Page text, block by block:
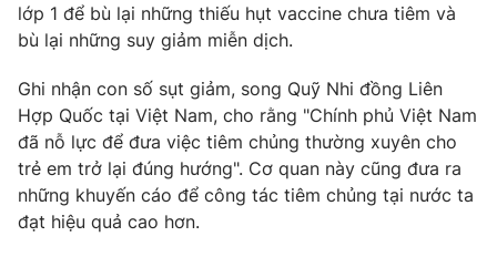
lớp 1 để bù lại những thiếu hụt vaccine chưa tiêm và
bù lại những suy giảm miễn dịch.
Ghi nhận con số sụt giảm, song Quỹ Nhi đồng Liên
Hợp Quốc tại Việt Nam, cho rằng "Chính phủ Việt Nam
đã nỗ lực để đưa việc tiêm chủng thường xuyên cho
trẻ em trở lại đúng hướng". Cơ quan này cũng đưa ra
những khuyến cáo để công tác tiêm chủng tại nước ta
đạt hiệu quả cao hơn.